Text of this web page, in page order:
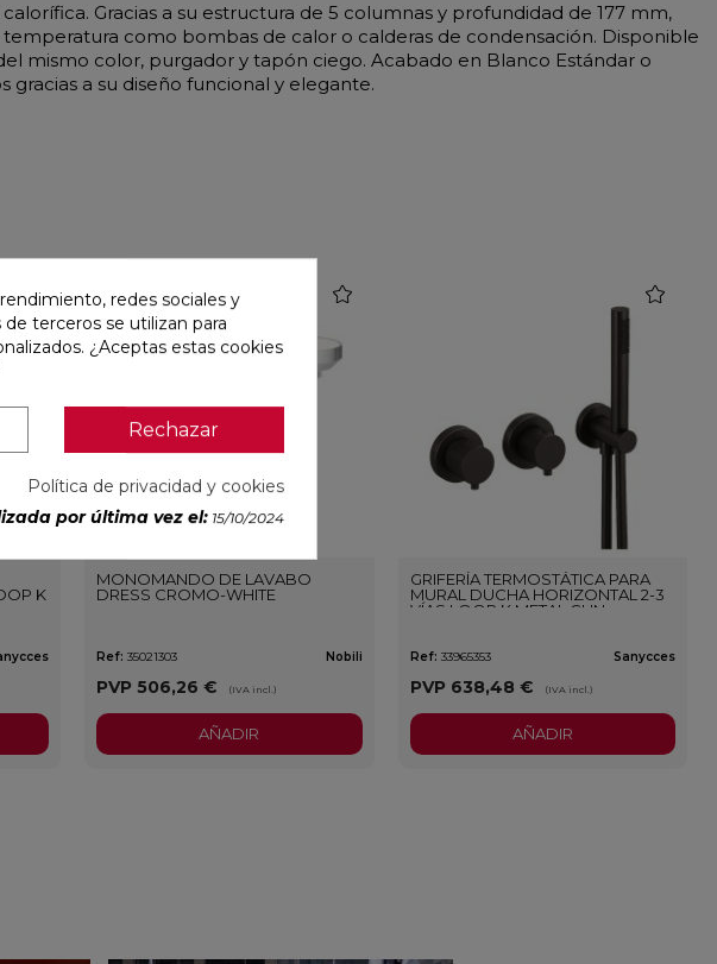
Gracias a su estructura de 5 columnas y profundidad de 177 mm,
como bombas de calor o calderas de condensación. Disponible
mismo color, purgador y tapón ciego. Acabado en Blanco Estándar o
gracias a su diseño funcional y elegante.
K
favorite
MONOMANDO DE LAVABO
DRESS CROMO-WHITE
Ref: 35021303 Nobili
PVP 506,26 € (IVA incl.)
favorite
AÑADIR
GRIFERÍA TERMOSTÁTICA PARA
MURAL DUCHA HORIZONTAL 2-3
VÍAS LOOP K METAL GUN
Ref: 33965353 Sanycces
PVP 638,48 € (IVA incl.)
AÑADIR
redes sociales y
terceros se utilizan para
¿Aceptas estas cookies
Rechazar
Política de privacidad y cookies
por última vez el: 15/10/2024